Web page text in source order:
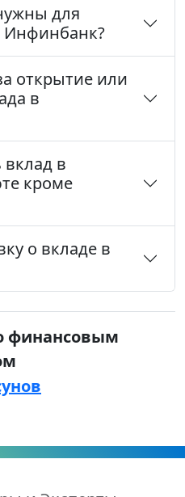
для
Инфинбанк?
открытие или
в
в
кроме
о вкладе в
финансовым